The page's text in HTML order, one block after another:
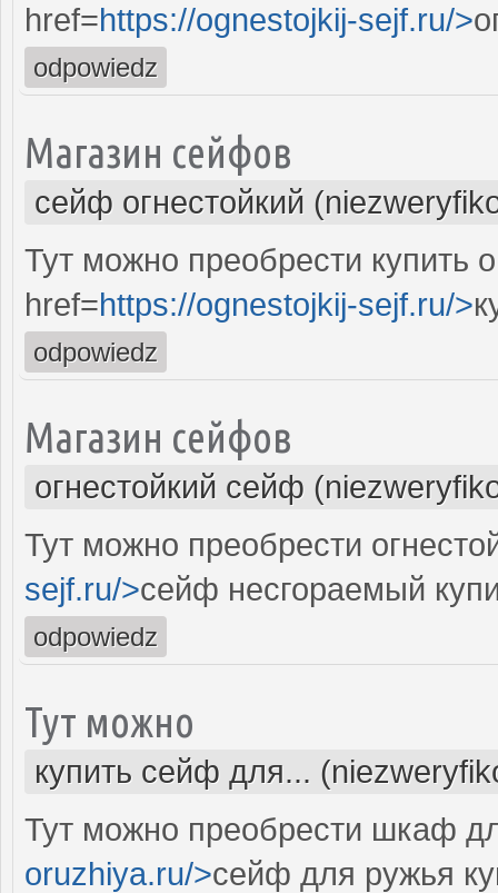
href=https://ognestojkij-sejf.ru/>
odpowiedz
Магазин сейфов
сейф огнестойкий
Тут можно преобрести купить
href=https://ognestojkij-sejf.ru/>
odpowiedz
Магазин сейфов
огнестойкий сейф
Тут можно преобрести
sejf.ru/>сейф несгораемый
odpowiedz
Тут можно
купить сейф для...
Тут можно преобрести шкаф
oruzhiya.ru/>сейф для ружья